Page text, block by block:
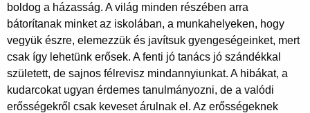
boldog a házasság. A világ minden részében arra
bátorítanak minket az iskolában, a munkahelyeken, hogy
vegyük észre, elemezzük és javítsuk gyengeségeinket, mert
csak így lehetünk erősek. A fenti jó tanács jó szándékkal
született, de sajnos félrevisz mindannyiunkat. A hibákat, a
kudarcokat ugyan érdemes tanulmányozni, de a valódi
erősségekről csak keveset árulnak el. Az erősségeknek